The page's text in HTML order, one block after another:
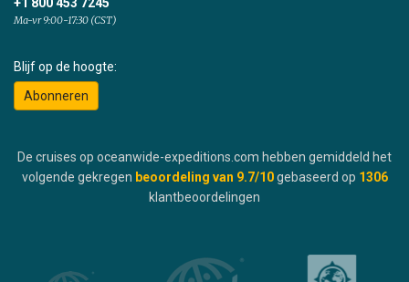
Ma-vr 9:00-17:30 (CST)
Blijf op de hoogte:
Abonneren
De cruises op oceanwide-expeditions.com hebben gemiddeld het
volgende gekregen beoordeling van 9.7/10 gebaseerd op 1306
klantbeoordelingen